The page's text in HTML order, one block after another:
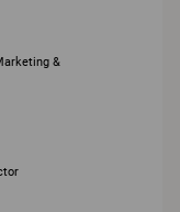
&